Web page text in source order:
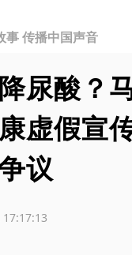
事 传播中国声音
尿酸？
虚假宣
议